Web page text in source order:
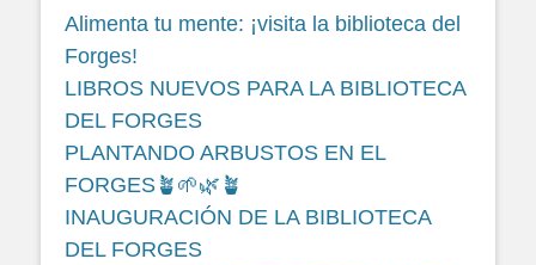
Alimenta tu mente: ¡visita la biblioteca del
Forges!
LIBROS NUEVOS PARA LA BIBLIOTECA
DEL FORGES
PLANTANDO ARBUSTOS EN EL
FORGES🪴🌱🌿🪴
INAUGURACIÓN DE LA BIBLIOTECA
DEL FORGES